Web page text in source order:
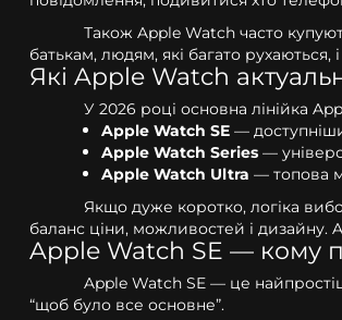
Також Apple Watch часто
батькам, людям, які багато
Які Apple Watch
У 2026 році основна лінійка
Apple Watch SE —
Apple Watch Series —
Apple Watch Ultra — топова
Якщо дуже коротко, логіка
баланс ціни, можливостей і
Apple Watch SE — кому
Apple Watch SE — це
“щоб було все основне”.